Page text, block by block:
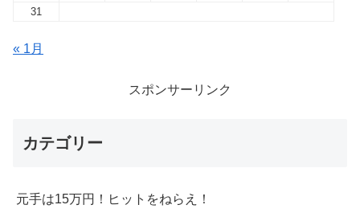
31
« 1月
スポンサーリンク
カテゴリー
元手は15万円！ヒットをねらえ！